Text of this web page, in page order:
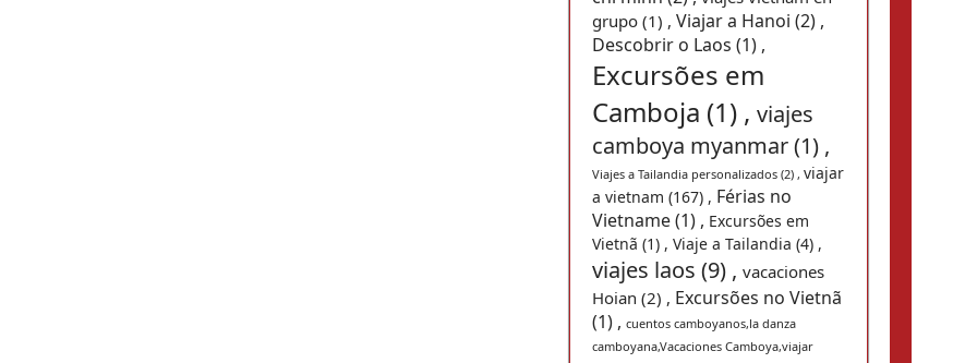
grupo (1) , Viajar a Hanoi (2) ,
Descobrir o Laos (1) ,
Excursões em
Camboja (1) , viajes
camboya myanmar (1) ,
Viajes a Tailandia personalizados (2) , viajar
a vietnam (167) , Férias no
Vietname (1) , Excursões em
Vietnã (1) , Viaje a Tailandia (4) ,
viajes laos (9) , vacaciones
Hoian (2) , Excursões no Vietnã
(1) , cuentos camboyanos,la danza
camboyana,Vacaciones Camboya,viajar